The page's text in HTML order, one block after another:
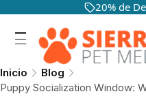
20% de
Inicio
Blog
Puppy Socialization Window: